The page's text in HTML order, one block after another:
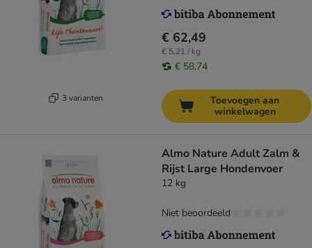
3 varianten
€ 62,49
€ 5,21 / kg
€ 58,74
Toevoegen aan
winkelwagen
Almo Nature Adult Zalm &
Rijst Large Hondenvoer
12 kg
Niet beoordeeld